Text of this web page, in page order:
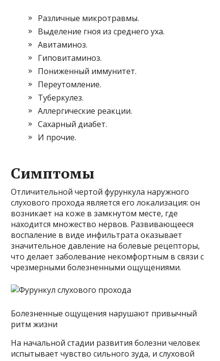
Различные микротравмы.
Выделение гноя из среднего уха.
Авитаминоз.
Гиповитаминоз.
Пониженный иммунитет.
Переутомление.
Туберкулез.
Аллергические реакции.
Сахарный диабет.
И прочие.
Симптомы
Отличительной чертой фурункула наружного
слухового прохода является его локализация: он
возникает на коже в замкнутом месте, где
находится множество нервов. Развивающееся
воспаление в виде инфильтрата оказывает
значительное давление на болевые рецепторы,
что делает заболевание некомфортным в связи с
чрезмерными болезненными ощущениями.
Болезненные ощущения нарушают привычный
ритм жизни
На начальной стадии развития болезни человек
испытывает чувство сильного зуда, и слуховой